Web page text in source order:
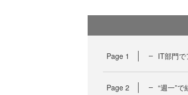
Page 1 IT部門
Page 2 “週一”